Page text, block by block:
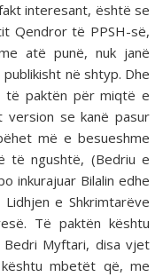
interesant, është se
Qendror të PPSH-së,
atë punë, nuk janë
në shtyp. Dhe
të paktën për miqtë e
version se kanë pasur
më e besueshme
të ngushtë, (Bedriu e
inkurajuar Bilalin edhe
e Shkrimtarëve
Të paktën kështu
Myftari, disa vjet
mbetët që, me